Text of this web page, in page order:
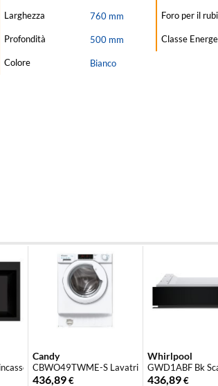
Larghezza 760 mm
Profondità 500 mm
Colore Bianco
Foro per il
Classe
Elegance 86 2 vasc...
Candy
CBWO49TWME-S Lavatrice da incasso 9 kg
436,89€
Whirlpool
GWD1ABF Bk
436,89€